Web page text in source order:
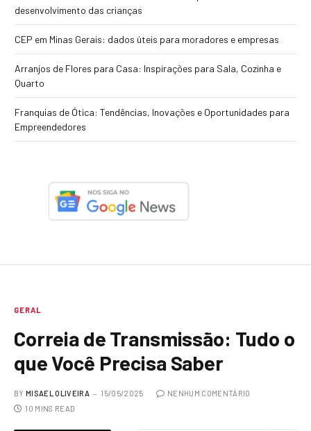
desenvolvimento das crianças
CEP em Minas Gerais: dados úteis para moradores e empresas
Arranjos de Flores para Casa: Inspirações para Sala, Cozinha e
Quarto
Franquias de Ótica: Tendências, Inovações e Oportunidades para
Empreendedores
GERAL
Correia de Transmissão: Tudo o
que Você Precisa Saber
BY MISAEL OLIVEIRA 15/05/2025
NENHUM COMENTÁRIO
10 MINS READ